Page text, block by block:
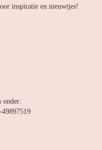
inspiratie en nieuwtjes!
onder: